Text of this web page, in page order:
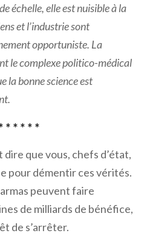
échelle, elle est nuisible à la
et l’industrie sont
opportuniste. La
le complexe politico-médical
la bonne science est
* * * * *
que vous, chefs d’état,
pour démentir ces vérités.
peuvent faire
de milliards de bénéfice,
de s’arrêter.